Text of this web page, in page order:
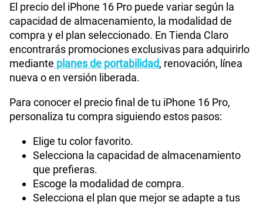
El precio del iPhone 16 Pro puede variar según la
capacidad de almacenamiento, la modalidad de
compra y el plan seleccionado. En Tienda Claro
encontrarás promociones exclusivas para adquirirlo
mediante planes de portabilidad, renovación, línea
nueva o en versión liberada.
Para conocer el precio final de tu iPhone 16 Pro,
personaliza tu compra siguiendo estos pasos:
Elige tu color favorito.
Selecciona la capacidad de almacenamiento
que prefieras.
Escoge la modalidad de compra.
Selecciona el plan que mejor se adapte a tus